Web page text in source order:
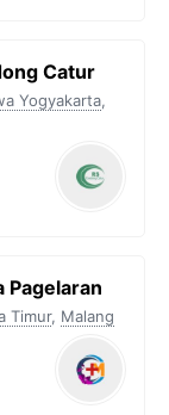
Catur
Yogyakarta,
Pagelaran
Timur, Malang